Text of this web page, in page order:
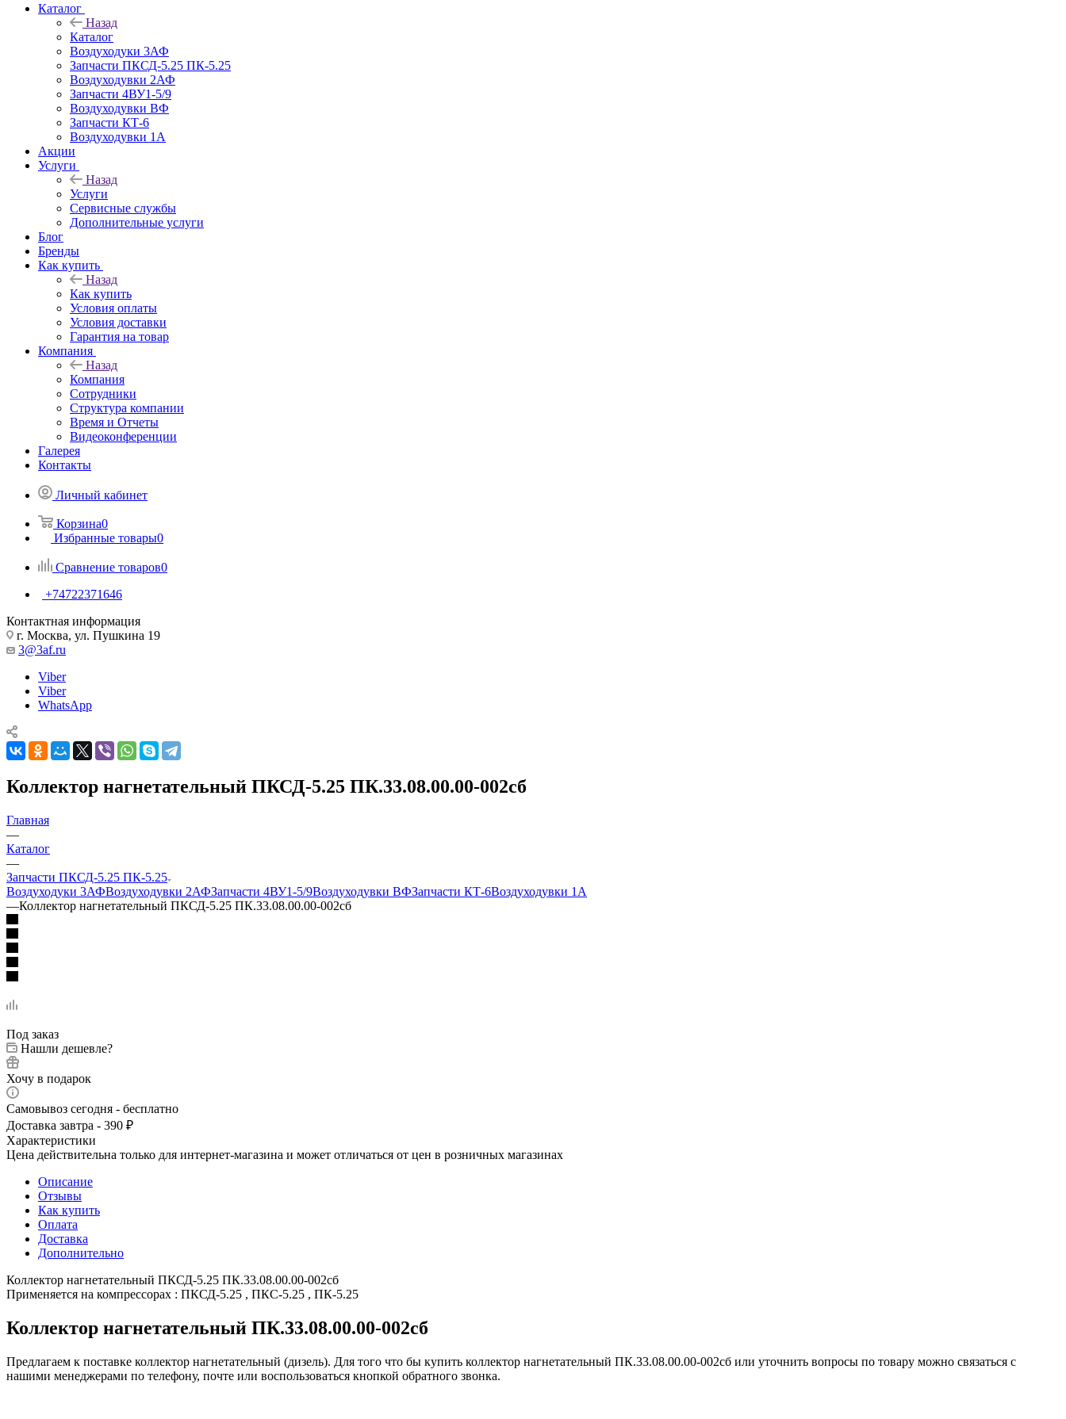
Каталог
Назад
Каталог
Воздуходуки 3АФ
Запчасти ПКСД-5.25 ПК-5.25
Воздуходувки 2АФ
Запчасти 4ВУ1-5/9
Воздуходувки ВФ
Запчасти КТ-6
Воздуходувки 1А
Акции
Услуги
Назад
Услуги
Сервисные службы
Дополнительные услуги
Блог
Бренды
Как купить
Назад
Как купить
Условия оплаты
Условия доставки
Гарантия на товар
Компания
Назад
Компания
Сотрудники
Структура компании
Время и Отчеты
Видеоконференции
Галерея
Контакты
Личный кабинет
Корзина0
Избранные товары0
Сравнение товаров0
+74722371646
Контактная информация
г. Москва, ул. Пушкина 19
3@3af.ru
Viber
Viber
WhatsApp
Коллектор нагнетательный ПКСД-5.25 ПК.33.08.00.00-002сб
Главная
—
Каталог
—
Запчасти ПКСД-5.25 ПК-5.25
Воздуходуки 3АФВоздуходувки 2АФЗапчасти 4ВУ1-5/9Воздуходувки ВФЗапчасти КТ-6Воздуходувки 1А
—Коллектор нагнетательный ПКСД-5.25 ПК.33.08.00.00-002сб
Под заказ
Нашли дешевле?
Хочу в подарок
Самовывоз сегодня - бесплатно
Доставка завтра - 390 ₽
Характеристики
Цена действительна только для интернет-магазина и может отличаться от цен в розничных магазинах
Описание
Отзывы
Как купить
Оплата
Доставка
Дополнительно
Коллектор нагнетательный ПКСД-5.25 ПК.33.08.00.00-002сб
Применяется на компрессорах : ПКСД-5.25 , ПКС-5.25 , ПК-5.25
Коллектор нагнетательный ПК.33.08.00.00-002сб
Предлагаем к поставке коллектор нагнетательный (дизель). Для того что бы купить коллектор нагнетательный ПК.33.08.00.00-002сб или уточнить вопросы по товару можно связаться с
нашими менеджерами по телефону, почте или воспользоваться кнопкой обратного звонка.